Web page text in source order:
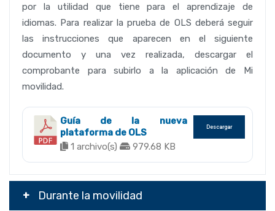
por la utilidad que tiene para el aprendizaje de
idiomas. Para realizar la prueba de OLS deberá seguir
las instrucciones que aparecen en el siguiente
documento y una vez realizada, descargar el
comprobante para subirlo a la aplicación de Mi
movilidad.
Guía de la nueva
plataforma de OLS
1 archivo(s)
979.68 KB
Descargar
Durante la movilidad